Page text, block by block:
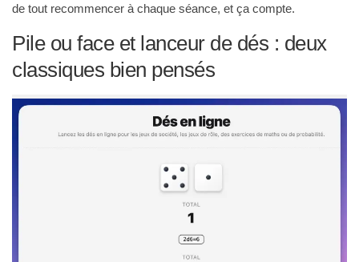
de tout recommencer à chaque séance, et ça compte.
Pile ou face et lanceur de dés : deux
classiques bien pensés